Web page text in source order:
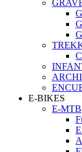
E-BIKES
E-MTB